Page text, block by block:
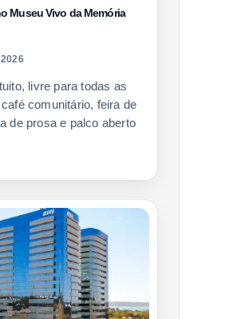
Museu Vivo da Memória
livre para todas as
comunitário, feira de
de prosa e palco aberto